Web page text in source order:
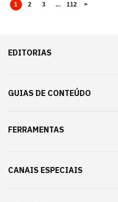
1 2 3 ... 112 >
EDITORIAS
GUIAS DE CONTEÚDO
FERRAMENTAS
CANAIS ESPECIAIS